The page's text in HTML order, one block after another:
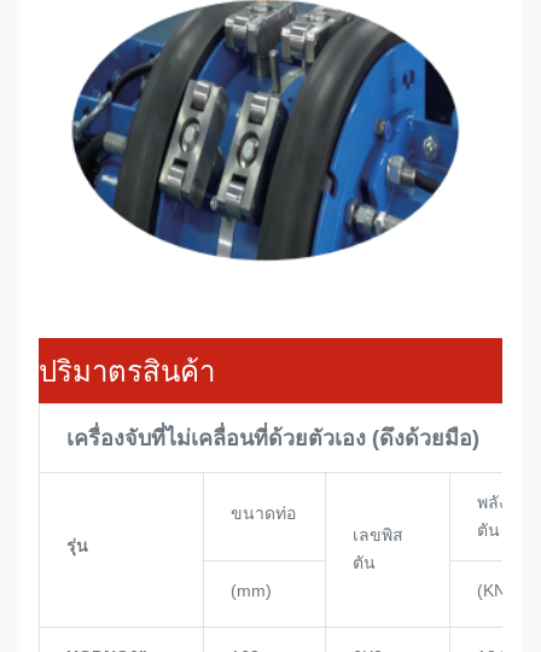
ปริมาตรสินค้า
เครื่องจับที่ไม่เคลื่อนที่ด้วยตัวเอง (ดึงด้วยมือ)
รุ่น
ขนาดท่อ
เลขพิส
ตัน
พลังงา
ตัน
(mm) (KN)